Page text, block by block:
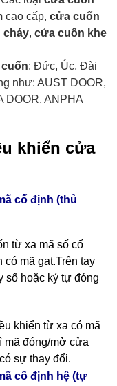
cao cấp, cửa cuốn
cháy, cửa cuốn khe
: Đức, Úc, Đài
như: AUST DOOR,
DOOR, ANPHA
khiển cửa
cố định (thủ
từ xa mã số cố
có mã gạt.Trên tay
số hoặc ký tự đóng
khiển từ xa có mã
mã đóng/mở cửa
sự thay đổi.
cố định hệ (tự